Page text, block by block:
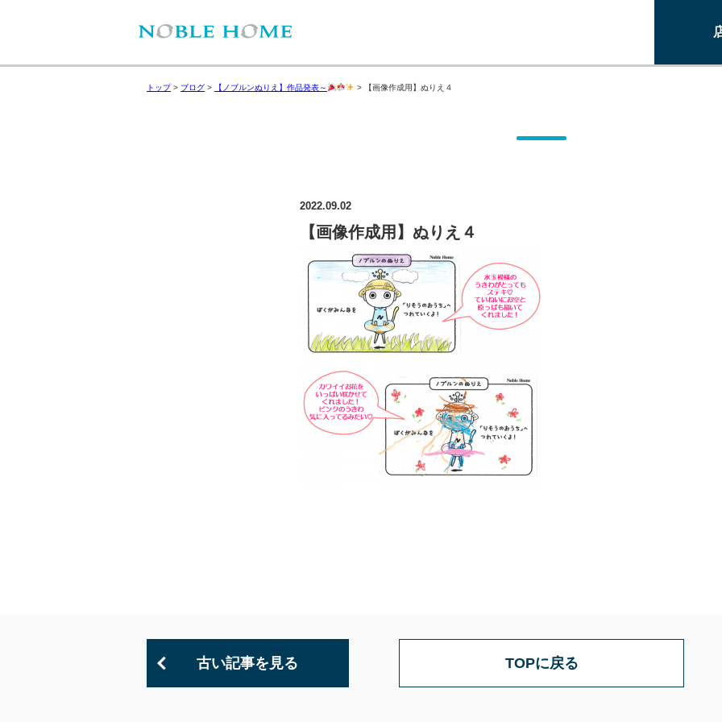
トップ> ブログ > 【ノブルンぬりえ】作品発表～ > 【画像作成用】ぬりえ４
2022.09.02
【画像作成用】ぬりえ４
古い記事を見る TOPに戻る